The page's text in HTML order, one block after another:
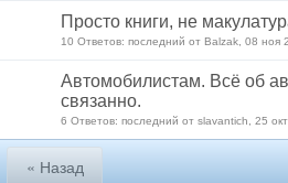
Просто книги, не
10 Ответов: последний от Balzak, 08 ноя
Автомобилистам. Всё об
связанно.
6 Ответов: последний от slavantich, 25
« Назад